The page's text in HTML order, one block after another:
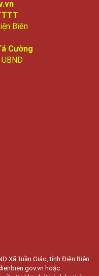
Biên
Cường
Xã Tuần Giáo, tỉnh Điện Biên
hoặc